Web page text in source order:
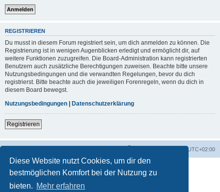
Diese Website nutzt Cookies, um dir den
bestmöglichen Komfort bei der Nutzung zu
bieten. Mehr erfahren
REGISTRIEREN
Du musst in diesem Forum registriert sein, um dich anmelden zu können. Die
Registrierung ist in wenigen Augenblicken erledigt und ermöglicht dir, auf
weitere Funktionen zuzugreifen. Die Board-Administration kann registrierten
Benutzern auch zusätzliche Berechtigungen zuweisen. Beachte bitte unsere
Nutzungsbedingungen und die verwandten Regelungen, bevor du dich
registrierst. Bitte beachte auch die jeweiligen Forenregeln, wenn du dich in
diesem Board bewegst.
Nutzungsbedingungen | Datenschutzerklärung
Registrieren
UTC+02:00